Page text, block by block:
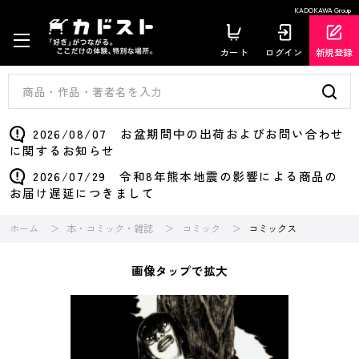
KADOKAWA Group
カート ログイン 新規登録
2026/08/07 お盆期間中の出荷およびお問い合わせ
に関するお知らせ
2026/07/29 令和8年熊本地震の影響による商品の
お届け遅延につきまして
ホーム 本・コミック・雑誌 コミック コミックス
画像タップで拡大